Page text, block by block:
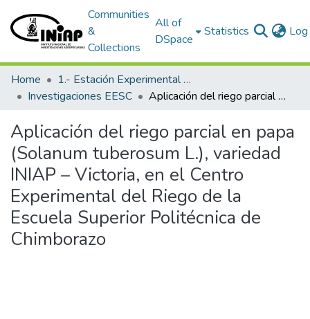
Communities
&
Collections
All of
DSpace
Statistics
Home
1.- Estación Experimental Santa Catalina
Investigaciones EESC
Aplicación del riego parcial en papa (Solanum tuberosum L.), variedad INIAP – Victoria, en el Centro Experimental del Riego de la Escuela Superior Politécnica de Chimborazo
Aplicación del riego parcial en papa
(Solanum tuberosum L.), variedad
INIAP – Victoria, en el Centro
Experimental del Riego de la
Escuela Superior Politécnica de
Chimborazo